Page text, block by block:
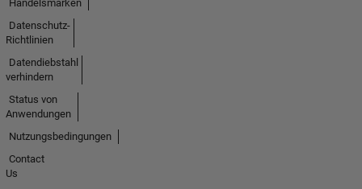
Handelsmarken
Datenschutz-
Richtlinien
Datendiebstahl
verhindern
Status von
Anwendungen
Nutzungsbedingungen
Contact
Us